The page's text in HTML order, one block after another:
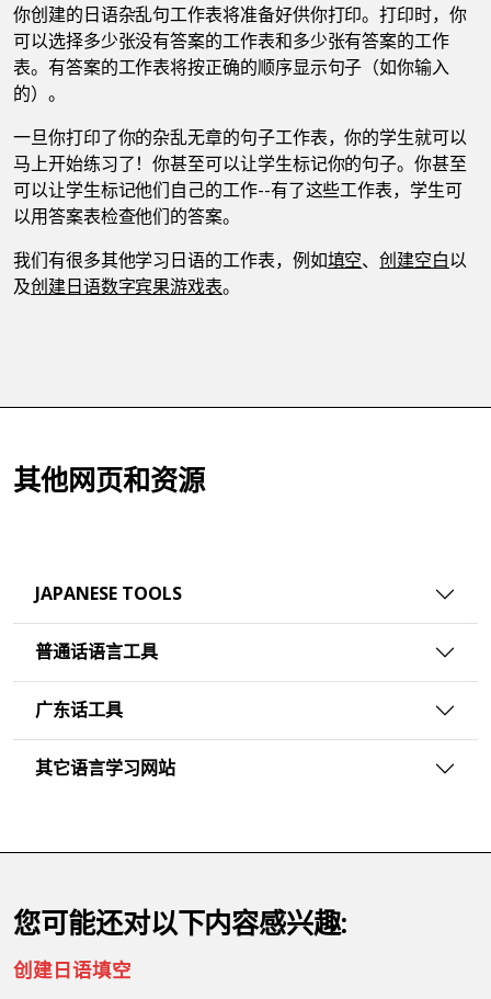
你创建的日语杂乱句工作表将准备好供你打印。打印时，你
可以选择多少张没有答案的工作表和多少张有答案的工作
表。有答案的工作表将按正确的顺序显示句子（如你输入
的）。
一旦你打印了你的杂乱无章的句子工作表，你的学生就可以
马上开始练习了！你甚至可以让学生标记你的句子。你甚至
可以让学生标记他们自己的工作--有了这些工作表，学生可
以用答案表检查他们的答案。
我们有很多其他学习日语的工作表，例如填空、创建空白以
及创建日语数字宾果游戏表。
其他网页和资源
JAPANESE TOOLS
普通话语言工具
广东话工具
其它语言学习网站
您可能还对以下内容感兴趣:
创建日语填空